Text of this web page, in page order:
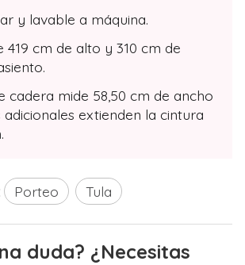
y lavable a máquina.
419 cm de alto y 310 cm de
cadera mide 58,50 cm de ancho
extienden la cintura
Porteo Tula
duda? ¿Necesitas